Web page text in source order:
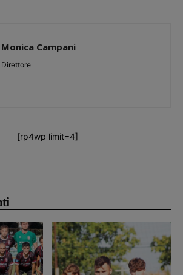
Monica Campani
Direttore
[rp4wp limit=4]